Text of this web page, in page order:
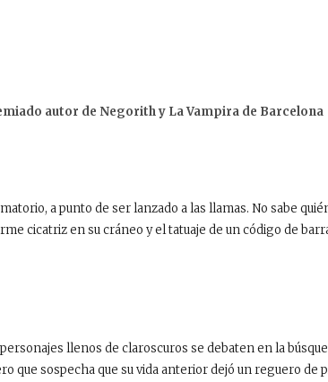
autor de Negorith y La Vampira de Barcelona
a punto de ser lanzado a las llamas. No sabe
cicatriz en su cráneo y el tatuaje de un código de
llenos de claroscuros se debaten en la
que sospecha que su vida anterior dejó un reguero de